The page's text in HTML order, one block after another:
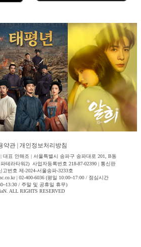
약관 개인정보처리방침
대표 안해조 | 서울특별시 송파구 송파대로 201, B동
테라타워2) 사업자등록번호 218-87-02390 | 통신판
고번호 제-2024-서울송파-3233호
| 02-400-6036 (평일 10:00~17:00 / 점심시간
/ 주말 및 공휴일 휴무)
ALL RIGHTS RESERVED